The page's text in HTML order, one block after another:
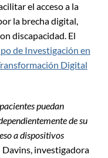
el acceso a la
la brecha digital,
discapacidad. El
de Investigación en
Digital
puedan
de su
a dispositivos
Davins, investigadora